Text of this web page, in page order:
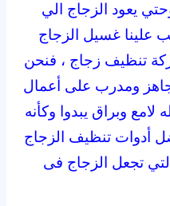
يعود الزجاج الي
علينا غسيل الزجاج
تنظيف زجاج ، فنحن
جاهز ومدرب على أعمال
وبراق يبدوا وكأنه
أدوات تنظيف الزجاج
تجعل الزجاج فى